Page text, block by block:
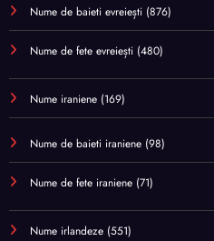
Nume de baieti evreiești (876)
Nume de fete evreiești (480)
Nume iraniene (169)
Nume de baieti iraniene (98)
Nume de fete iraniene (71)
Nume irlandeze (551)